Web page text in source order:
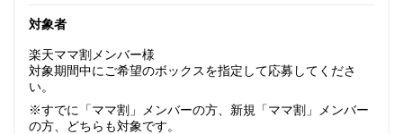
対象者
楽天ママ割メンバー様
対象期間中にご希望のボックスを指定して応募してくださ
い。
※すでに「ママ割」メンバーの方、新規「ママ割」メンバー
の方、どちらも対象です。